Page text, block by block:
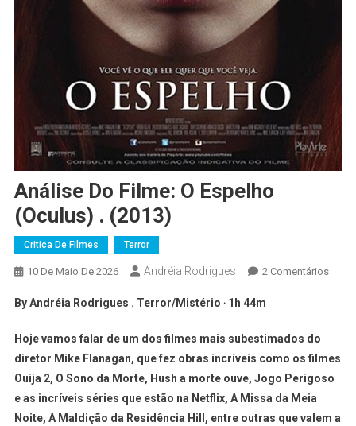
Análise Do Filme: O Espelho
(Oculus) . (2013)
Critica De Filmes Terror
10 De Maio De 2026 Andréia Rodrigues 2 Comentários
By Andréia Rodrigues . Terror/Mistério ‧ 1h 44m
Hoje vamos falar de um dos filmes mais subestimados do
diretor Mike Flanagan, que fez obras incríveis como os filmes
Ouija 2, O Sono da Morte, Hush a morte ouve, Jogo Perigoso
e as incríveis séries que estão na Netflix, A Missa da Meia
Noite, A Maldição da Residência Hill, entre outras que valem a